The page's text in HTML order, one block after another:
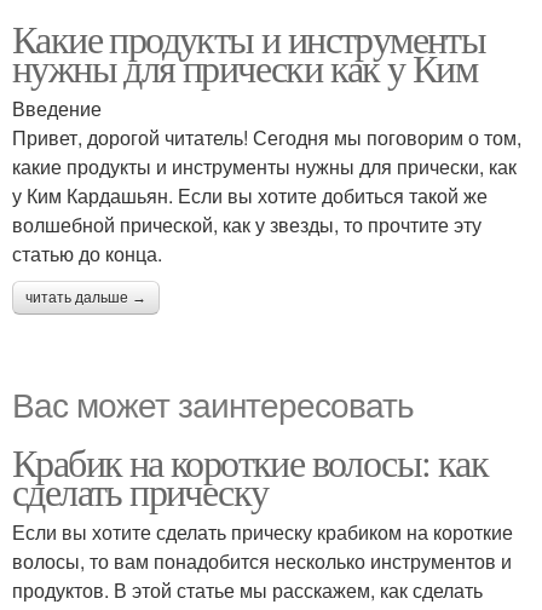
Какие продукты и инструменты
нужны для прически как у Ким
Введение
Привет, дорогой читатель! Сегодня мы поговорим о том,
какие продукты и инструменты нужны для прически, как
у Ким Кардашьян. Если вы хотите добиться такой же
волшебной прической, как у звезды, то прочтите эту
статью до конца.
читать дальше →
Вас может заинтересовать
Крабик на короткие волосы: как
сделать прическу
Если вы хотите сделать прическу крабиком на короткие
волосы, то вам понадобится несколько инструментов и
продуктов. В этой статье мы расскажем, как сделать